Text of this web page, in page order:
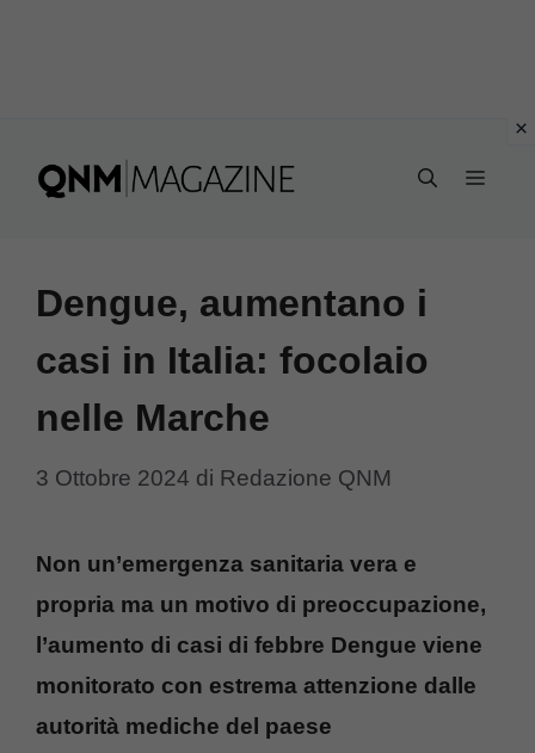
Dengue, aumentano i
casi in Italia: focolaio
nelle Marche
3 Ottobre 2024 di Redazione QNM
Non un’emergenza sanitaria vera e
propria ma un motivo di preoccupazione,
l’aumento di casi di febbre Dengue viene
monitorato con estrema attenzione dalle
autorità mediche del paese